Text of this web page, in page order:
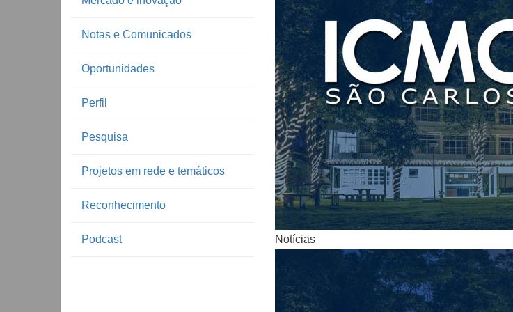
Notas e Comunicados
Oportunidades
Perfil
Pesquisa
Projetos em rede e temáticos
Reconhecimento
Podcast
Notícias
Notícias